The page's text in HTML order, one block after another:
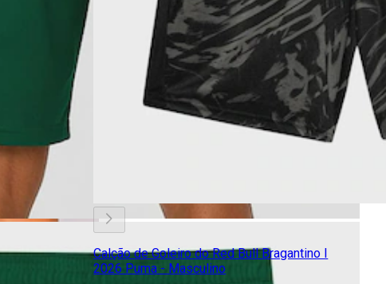
Calção de Goleiro do Red Bull Bragantino I
2026 Puma - Masculino